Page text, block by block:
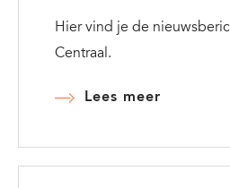
Dyslexie
Hier vind je de
Centraal.
Lees meer